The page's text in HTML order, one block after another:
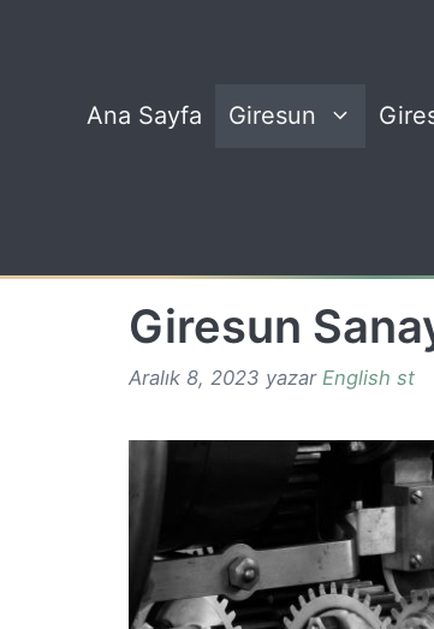
Ana Sayfa Giresun
Giresun
Aralık 8, 2023 yazar English st